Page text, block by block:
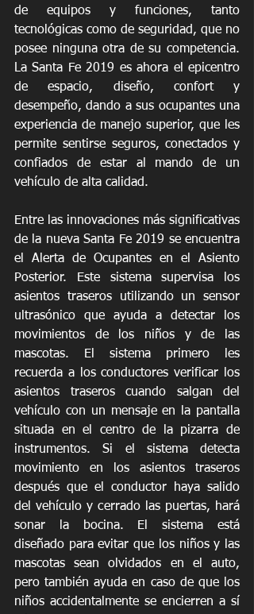
de equipos y funciones, tanto
tecnológicas como de seguridad, que no
posee ninguna otra de su competencia.
La Santa Fe 2019 es ahora el epicentro
de espacio, diseño, confort y
desempeño, dando a sus ocupantes una
experiencia de manejo superior, que les
permite sentirse seguros, conectados y
confiados de estar al mando de un
vehículo de alta calidad.
Entre las innovaciones más significativas
de la nueva Santa Fe 2019 se encuentra
el Alerta de Ocupantes en el Asiento
Posterior. Este sistema supervisa los
asientos traseros utilizando un sensor
ultrasónico que ayuda a detectar los
movimientos de los niños y de las
mascotas. El sistema primero les
recuerda a los conductores verificar los
asientos traseros cuando salgan del
vehículo con un mensaje en la pantalla
situada en el centro de la pizarra de
instrumentos. Si el sistema detecta
movimiento en los asientos traseros
después que el conductor haya salido
del vehículo y cerrado las puertas, hará
sonar la bocina. El sistema está
diseñado para evitar que los niños y las
mascotas sean olvidados en el auto,
pero también ayuda en caso de que los
niños accidentalmente se encierren a sí